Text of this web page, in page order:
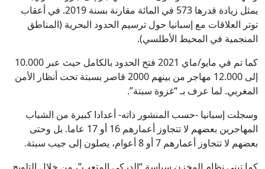
يمثل زيادة قدرها 573 في المائة مقارنة بسنة 2019. في أعقاب
توتر العلاقات مع إسبانيا حول ترسيم الحدود البحرية (المناطق
المنجمية في المحيط الأطلسي).
كما تم في مايو/ماي 2021 فتح الحدود بالكامل حيث عبر 10.000
إلى 12.000 مهاجر من بينهم 2000 قاصر بسبتة تحت أنظار الأمن
المغربي. لما عرف بـ “غزوة سبتة”.
وسجلت إسبانيا -حسب المنشور ذاته- أعدادا كبيرة من الشباب
المهاجرين بعضهم لا تتجاوز أعمارهم 16 أو 17 عاما. بل وحتى
بعضهم لا تتجاوز أعمارهم 7 أو 8 أعوام، يصلون إلى جيب سبتة.